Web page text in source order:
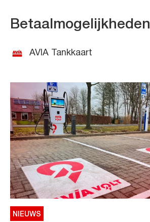
Betaalmogelijkheden
AVIA Tankkaart
NIEUWS